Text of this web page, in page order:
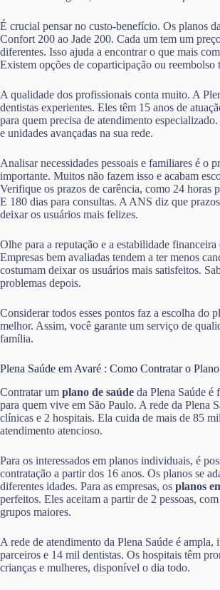
É crucial pensar no custo-benefício. Os planos
Confort 200 ao Jade 200. Cada um tem um
diferentes. Isso ajuda a encontrar o que mais
Existem opções de coparticipação ou reembolso
A qualidade dos profissionais conta muito. A
dentistas experientes. Eles têm 15 anos de
para quem precisa de atendimento especializado.
e unidades avançadas na sua rede.
Analisar necessidades pessoais e familiares é o
importante. Muitos não fazem isso e acabam
Verifique os prazos de carência, como 24 horas
E 180 dias para consultas. A ANS diz que prazos
deixar os usuários mais felizes.
Olhe para a reputação e a estabilidade financeira
Empresas bem avaliadas tendem a ter menos
costumam deixar os usuários mais satisfeitos.
problemas depois.
Considerar todos esses pontos faz a escolha do
melhor. Assim, você garante um serviço de
família.
Plena Saúde em Avaré : Como Contratar o
Contratar um plano de saúde da Plena Saúde é
para quem vive em São Paulo. A rede da Plena
clínicas e 2 hospitais. Ela cuida de mais de 85
atendimento atencioso.
Para os interessados em planos individuais, é
contratação a partir dos 16 anos. Os planos se
diferentes idades. Para as empresas, os planos
perfeitos. Eles aceitam a partir de 2 pessoas,
grupos maiores.
A rede de atendimento da Plena Saúde é ampla,
parceiros e 14 mil dentistas. Os hospitais têm
crianças e mulheres, disponível o dia todo.